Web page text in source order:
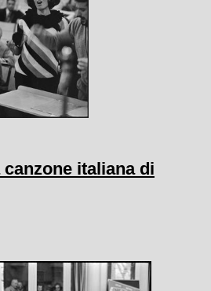
italiana di